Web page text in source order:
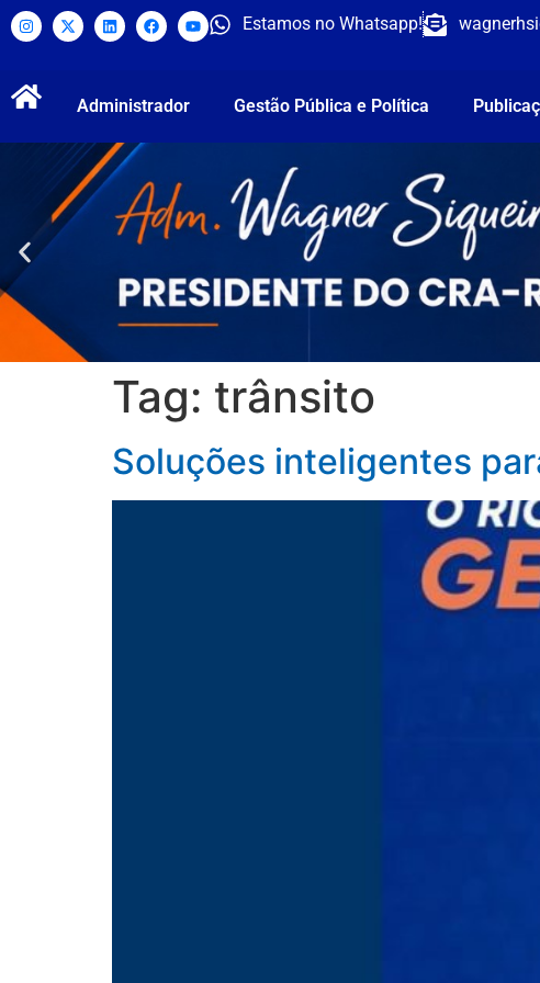
Estamos no Whatsapp!
Administrador Gestão Pública e Política
Tag: trânsito
Soluções inteligentes